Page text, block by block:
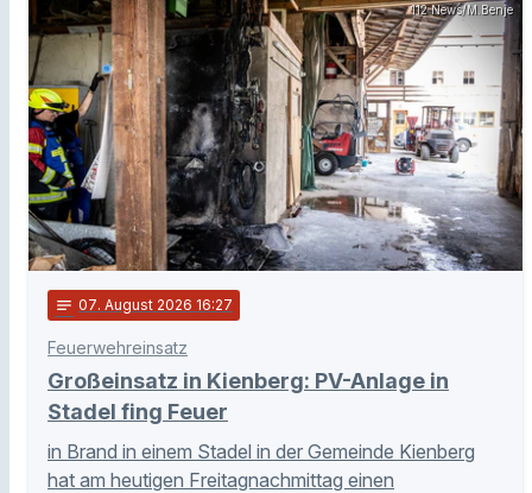
112 News/M.Benje
notes 07. August 2026 16:27
Feuerwehreinsatz
Großeinsatz in Kienberg: PV-Anlage in
Stadel fing Feuer
in Brand in einem Stadel in der Gemeinde Kienberg
hat am heutigen Freitagnachmittag einen